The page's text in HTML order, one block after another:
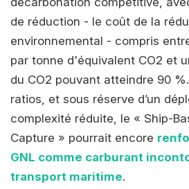
de réduction - le coût de la
environnemental - compris
par tonne d'équivalent CO2 et
du CO2 pouvant atteindre 90
ratios, et sous réserve d’un
complexité réduite, le « Ship-
Capture » pourrait encore
GNL comme carburant
transport maritime.